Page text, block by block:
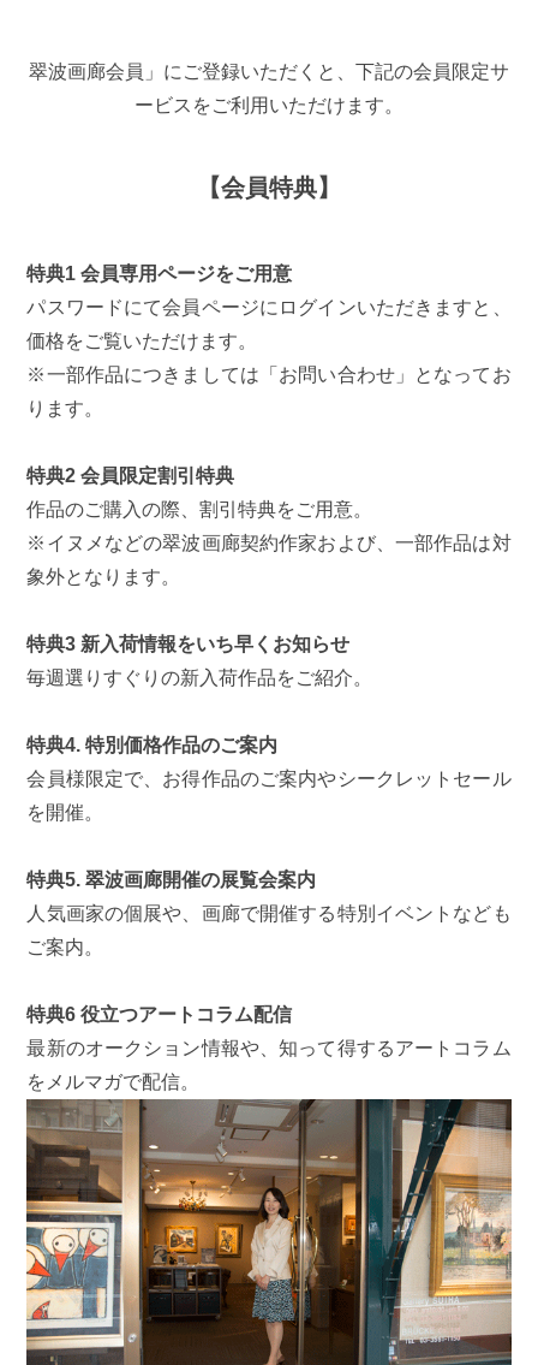
翠波画廊会員」にご登録いただくと、下記の会員限定サ
ービスをご利用いただけます。
【会員特典】
特典1 会員専用ページをご用意
パスワードにて会員ページにログインいただきますと、
価格をご覧いただけます。
※一部作品につきましては「お問い合わせ」となってお
ります。
特典2 会員限定割引特典
作品のご購入の際、割引特典をご用意。
※イヌメなどの翠波画廊契約作家および、一部作品は対
象外となります。
特典3 新入荷情報をいち早くお知らせ
毎週選りすぐりの新入荷作品をご紹介。
特典4. 特別価格作品のご案内
会員様限定で、お得作品のご案内やシークレットセール
を開催。
特典5. 翠波画廊開催の展覧会案内
人気画家の個展や、画廊で開催する特別イベントなども
ご案内。
特典6 役立つアートコラム配信
最新のオークション情報や、知って得するアートコラム
をメルマガで配信。